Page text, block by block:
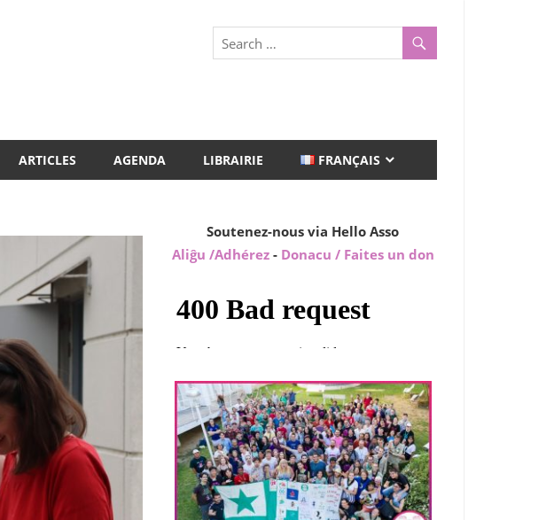
ARTICLES AGENDA LIBRAIRIE FRANÇAIS
Soutenez-nous via Hello Asso
Aliĝu /Adhérez - Donacu / Faites un don